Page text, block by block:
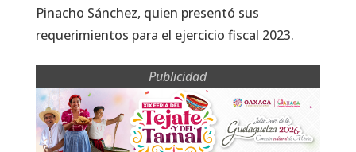
Pinacho Sánchez, quien presentó sus
requerimientos para el ejercicio fiscal 2023.
Publicidad